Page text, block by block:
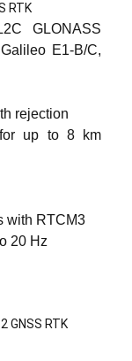
RTK
GLONASS
E1-B/C,
rejection
up to 8 km
with RTCM3
20 Hz
GNSS RTK